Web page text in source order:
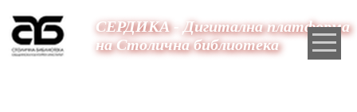
СЕРДИКА - Дигитална платформа
на Столична библиотека